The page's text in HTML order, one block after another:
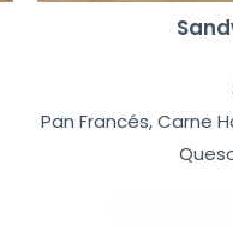
Pan Francés, Carne